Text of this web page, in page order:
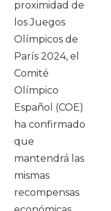
proximidad de
los Juegos
Olímpicos de
París 2024, el
Comité
Olímpico
Español (COE)
ha confirmado
que
mantendrá las
mismas
recompensas